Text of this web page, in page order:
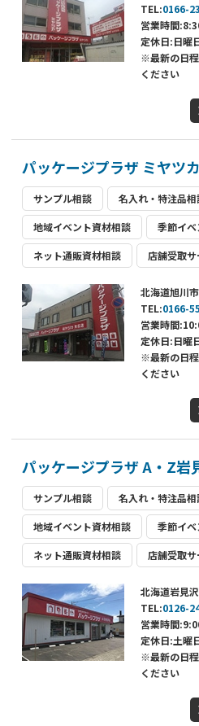
TEL:0166-
営業時間
定休日:日曜
※最新の日
ください
パッケージプラザ ミヤツ
サンプル相談 名入れ・特注品相
地域イベント資材相談 季節イ
ネット通販資材相談 店舗受取
北海道旭川
TEL:0166-
営業時間
定休日:日曜
※最新の日
ください
パッケージプラザ A・Z岩
サンプル相談 名入れ・特注品相
地域イベント資材相談 季節イ
ネット通販資材相談 店舗受取
北海道岩見
TEL:0126-
営業時間
定休日:土曜
※最新の日
ください